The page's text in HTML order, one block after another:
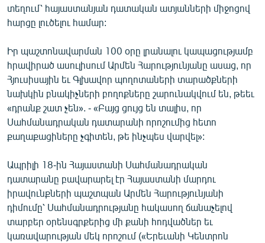
English
ՀԵՏԵՎԵՔ ՄԵԶ
«Ազատության» բոլոր կայքերը
տեղում՝ հայաստանյան դատական ատյանների միջոցով
հարցը լուծելու համար:
Իր պաշտոնավարման 100 օրը լրանալու կապացությամբ
հրավիրած ասուլիսում Արմեն Հարությունյանը ասաց, որ
Հյուսիսային եւ Գլխավոր պողոտաների տարածքների
նախկին բնակիչների բողոքները շարունակվում են, թեեւ
«դրանք շատ չեն». - «Բայց ցույց են տալիս, որ
Սահմանադրական դատարանի որոշումից հետո
քաղաքացիները չգիտեն, թե ինչպես վարվել»:
Ապրիլի 18-ին Հայաստանի Սահմանադրական
դատարանը բավարարել էր Հայաստանի մարդու
իրավունքների պաշտպան Արմեն Հարությունյանի
դիմումը՝ Սահմանադրությանը հակասող ճանաչելով
տարբեր օրենսգրքերից մի քանի հոդվածներ եւ
կառավարության մեկ որոշում («Երեւանի Կենտրոն